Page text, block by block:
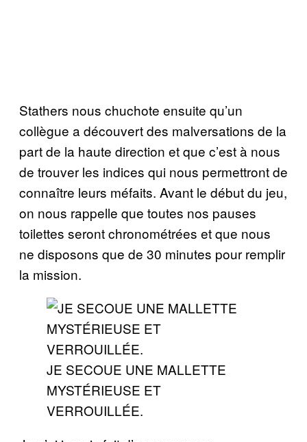
Stathers nous chuchote ensuite qu’un
collègue a découvert des malversations de la
part de la haute direction et que c’est à nous
de trouver les indices qui nous permettront de
connaître leurs méfaits. Avant le début du jeu,
on nous rappelle que toutes nos pauses
toilettes seront chronométrées et que nous
ne disposons que de 30 minutes pour remplir
la mission.
JE SECOUE UNE MALLETTE
MYSTÉRIEUSE ET
VERROUILLÉE.